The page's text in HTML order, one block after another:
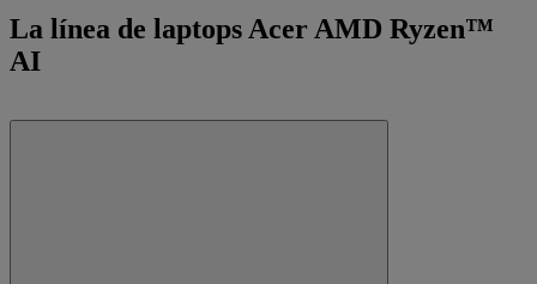
La línea de laptops Acer AMD Ryzen™
AI